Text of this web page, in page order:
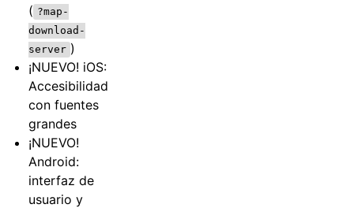
( ?map-
download-
server )
¡NUEVO! iOS:
Accesibilidad
con fuentes
grandes
¡NUEVO!
Android:
interfaz de
usuario y